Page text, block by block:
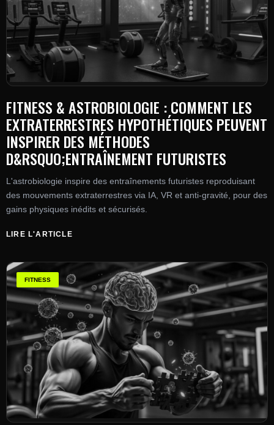
FITNESS & ASTROBIOLOGIE : COMMENT LES
EXTRATERRESTRES HYPOTHÉTIQUES PEUVENT
INSPIRER DES MÉTHODES
D&RSQUO;ENTRAÎNEMENT FUTURISTES
L'astrobiologie inspire des entraînements futuristes reproduisant
des mouvements extraterrestres via IA, VR et anti-gravité, pour des
gains physiques inédits et sécurisés.
LIRE L'ARTICLE
FITNESS